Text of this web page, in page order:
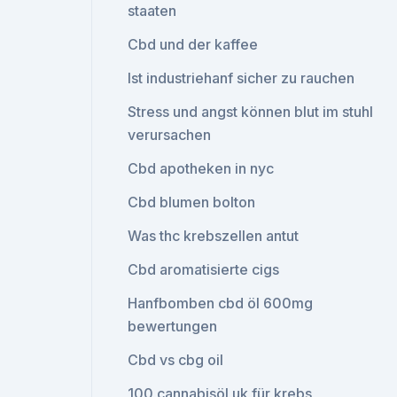
staaten
Cbd und der kaffee
Ist industriehanf sicher zu rauchen
Stress und angst können blut im stuhl
verursachen
Cbd apotheken in nyc
Cbd blumen bolton
Was thc krebszellen antut
Cbd aromatisierte cigs
Hanfbomben cbd öl 600mg
bewertungen
Cbd vs cbg oil
100 cannabisöl uk für krebs